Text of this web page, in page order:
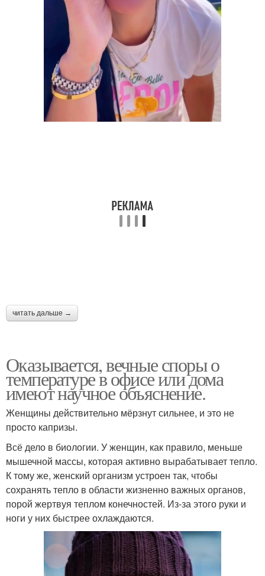
читать дальше →
Оказывается, вечные споры о
температуре в офисе или дома
имеют научное объяснение.
Женщины действительно мёрзнут сильнее, и это не
просто капризы.
Всё дело в биологии. У женщин, как правило, меньше
мышечной массы, которая активно вырабатывает тепло.
К тому же, женский организм устроен так, чтобы
сохранять тепло в области жизненно важных органов,
порой жертвуя теплом конечностей. Из-за этого руки и
ноги у них быстрее охлаждаются.